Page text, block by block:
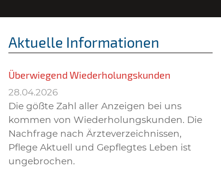
Aktuelle Informationen
Überwiegend Wiederholungskunden
28.04.2026
Die gößte Zahl aller Anzeigen bei uns
kommen von Wiederholungskunden. Die
Nachfrage nach Ärzteverzeichnissen,
Pflege Aktuell und Gepflegtes Leben ist
ungebrochen.